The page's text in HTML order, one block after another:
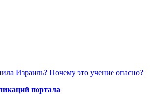
Израиль? Почему это учение опасно?
портала